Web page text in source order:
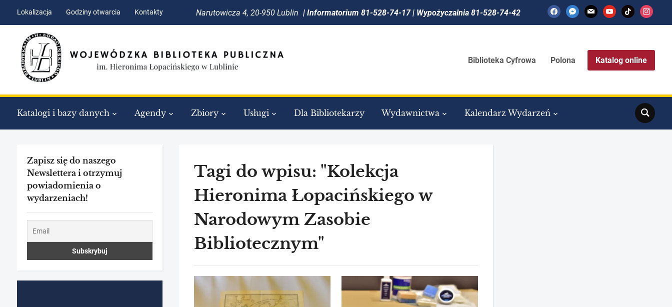
navigation
Lokalizacja Godziny otwarcia Kontakty facebookmessenger
mail youtubetiktok instagram
Narutowicza 4, 20-950 Lublin | Informatorium 81-528-74-17 | Wypożyczalnia 81-528-74-42
Biblioteka Cyfrowa Polona Katalog online
Katalogi i bazy danych Agendy Zbiory Usługi Dla Bibliotekarzy Wydawnictwa Kalendarz Wydarzeń Search
Zapisz się do naszego
Newslettera i otrzymuj
powiadomienia o
wydarzeniach!
Tagi do wpisu: "Kolekcja
Hieronima Łopacińskiego w
Narodowym Zasobie
Bibliotecznym"